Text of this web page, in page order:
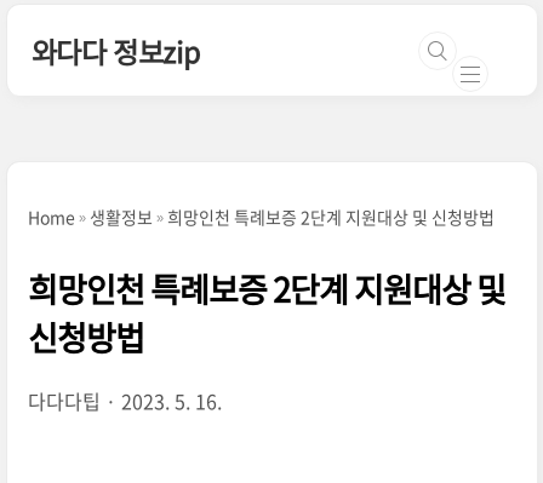
와다다 정보zip
Home 생활정보 희망인천 특례보증 2단계 지원대상 및 신청방법
희망인천 특례보증 2단계 지원대상 및
신청방법
다다다팁 2023. 5. 16.